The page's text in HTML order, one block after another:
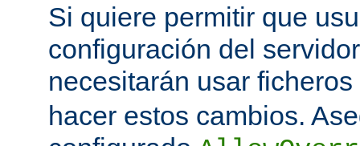
Si quiere permitir que
configuración del
necesitarán usar ficheros
hacer estos cambios.